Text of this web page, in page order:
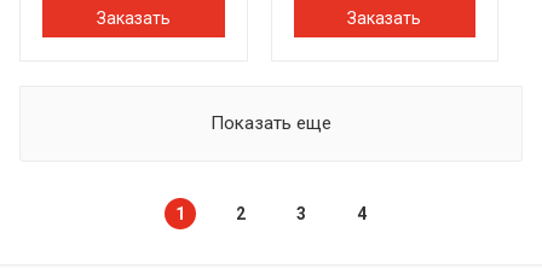
Заказать Заказать
Показать еще
1 2 3 4